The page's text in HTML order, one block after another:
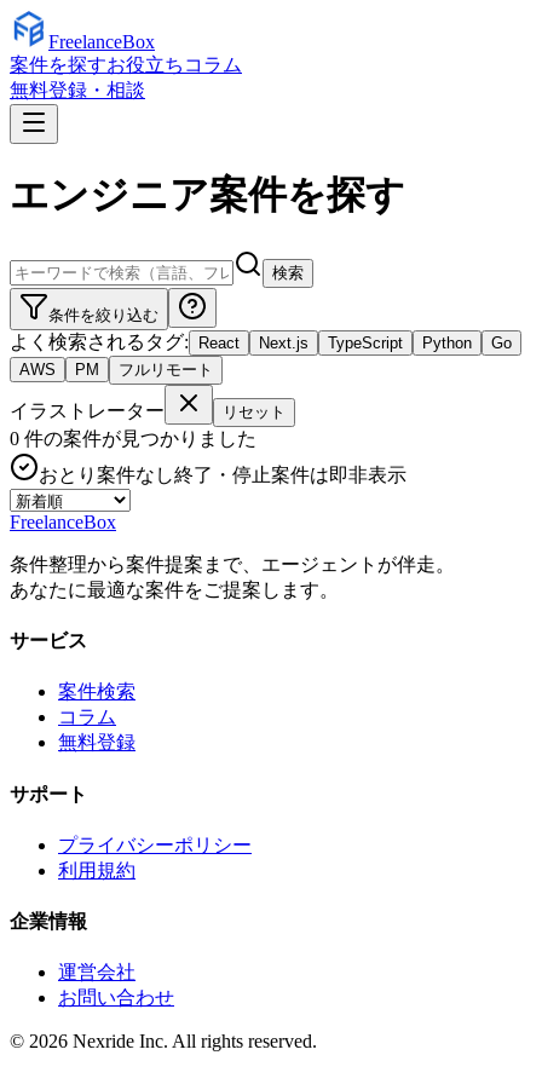
FreelanceBox
案件を探すお役立ちコラム
無料登録・相談
エンジニア案件を探す
検索
条件を絞り込む
よく検索されるタグ: React Next.js TypeScript Python
Go
AWS
PM フルリモート
イラストレーター リセット
0 件の案件が見つかりました
おとり案件なし終了・停止案件は即非表示
FreelanceBox
条件整理から案件提案まで、エージェントが伴走。
あなたに最適な案件をご提案します。
サービス
案件検索
コラム
無料登録
サポート
プライバシーポリシー
利用規約
企業情報
運営会社
お問い合わせ
© 2026 Nexride Inc. All rights reserved.